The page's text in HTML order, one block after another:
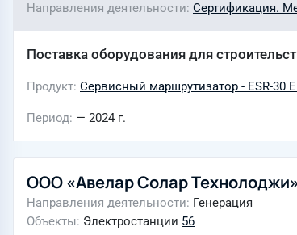
Направления деятельности Сертификация.
Поставка оборудования для
Продукт Сервисный маршрутизатор - ESR-30
Период — 2024 г.
ООО «Авелар Солар Технолоджи»
Направления деятельности Генерация
Объекты Электростанции 56